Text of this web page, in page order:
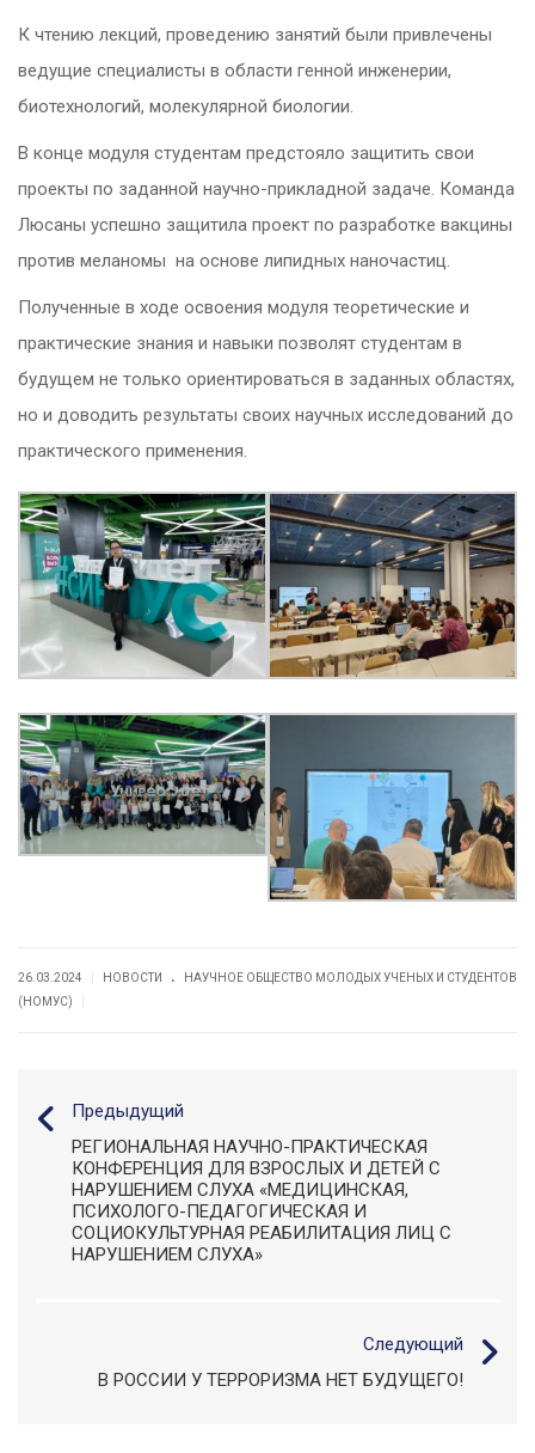
К чтению лекций, проведению занятий были привлечены
ведущие специалисты в области генной инженерии,
биотехнологий, молекулярной биологии.
В конце модуля студентам предстояло защитить свои
проекты по заданной научно-прикладной задаче. Команда
Люсаны успешно защитила проект по разработке вакцины
против меланомы на основе липидных наночастиц.
Полученные в ходе освоения модуля теоретические и
практические знания и навыки позволят студентам в
будущем не только ориентироваться в заданных областях,
но и доводить результаты своих научных исследований до
практического применения.
26.03.2024 НОВОСТИ .
НАУЧНОЕ ОБЩЕСТВО МОЛОДЫХ УЧЕНЫХ И СТУДЕНТОВ
(НОМУС)
Предыдущий
РЕГИОНАЛЬНАЯ НАУЧНО-ПРАКТИЧЕСКАЯ
КОНФЕРЕНЦИЯ ДЛЯ ВЗРОСЛЫХ И ДЕТЕЙ С
НАРУШЕНИЕМ СЛУХА «МЕДИЦИНСКАЯ,
ПСИХОЛОГО-ПЕДАГОГИЧЕСКАЯ И
СОЦИОКУЛЬТУРНАЯ РЕАБИЛИТАЦИЯ ЛИЦ С
НАРУШЕНИЕМ СЛУХА»
Следующий
В РОССИИ У ТЕРРОРИЗМА НЕТ БУДУЩЕГО!